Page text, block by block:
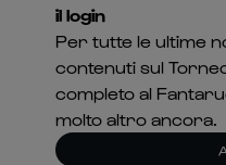
il login
Per tutte le ultime
contenuti sul
completo al
molto altro ancora.